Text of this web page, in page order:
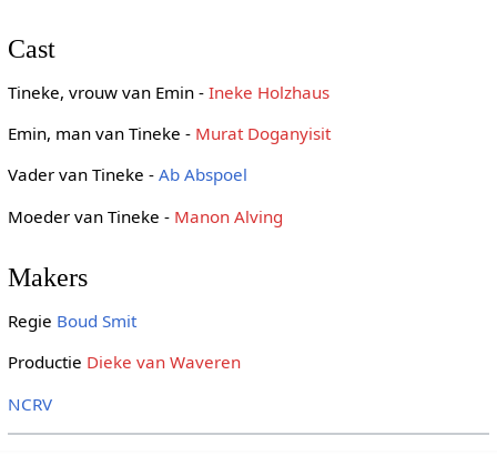
Cast
Tineke, vrouw van Emin - Ineke Holzhaus
Emin, man van Tineke - Murat Doganyisit
Vader van Tineke - Ab Abspoel
Moeder van Tineke - Manon Alving
Makers
Regie Boud Smit
Productie Dieke van Waveren
NCRV